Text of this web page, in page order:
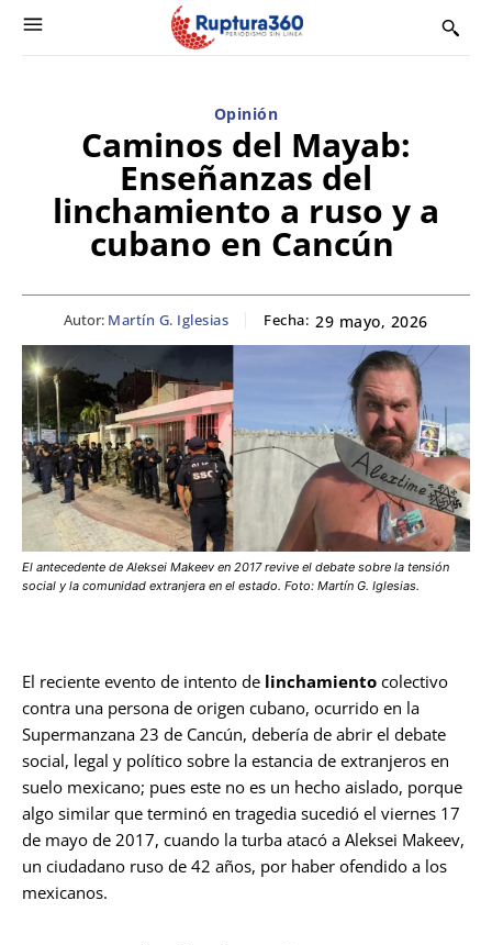
Opinión
Caminos del Mayab:
Enseñanzas del
linchamiento a ruso y a
cubano en Cancún
Autor: Martín G. Iglesias Fecha: 29 mayo, 2026
El antecedente de Aleksei Makeev en 2017 revive el debate sobre la tensión
social y la comunidad extranjera en el estado. Foto: Martín G. Iglesias.
El reciente evento de intento de linchamiento colectivo
contra una persona de origen cubano, ocurrido en la
Supermanzana 23 de Cancún, debería de abrir el debate
social, legal y político sobre la estancia de extranjeros en
suelo mexicano; pues este no es un hecho aislado, porque
algo similar que terminó en tragedia sucedió el viernes 17
de mayo de 2017, cuando la turba atacó a Aleksei Makeev,
un ciudadano ruso de 42 años, por haber ofendido a los
mexicanos.